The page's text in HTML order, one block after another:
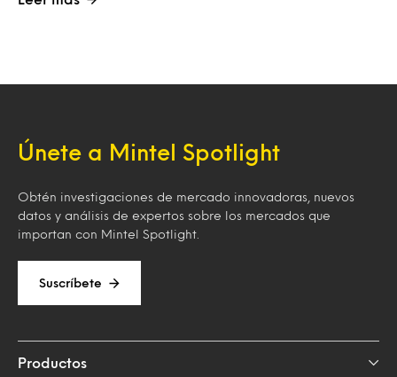
Únete a Mintel Spotlight
Obtén investigaciones de mercado innovadoras, nuevos
datos y análisis de expertos sobre los mercados que
importan con Mintel Spotlight.
Suscríbete
Productos